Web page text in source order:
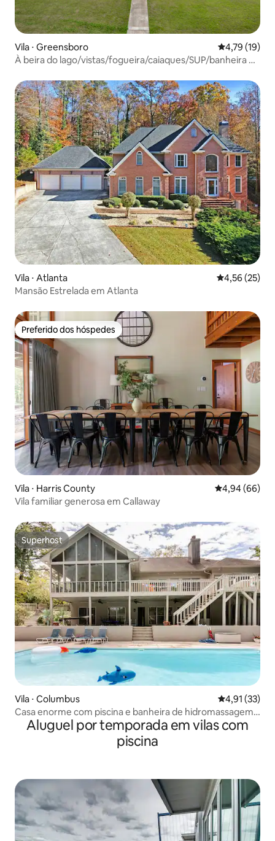
Vila ⋅ Greensboro 4,79 de uma
4,79 (19)
À beira do lago/vistas/fogueira/caiaques/SUP/banheira de
Vila ⋅ Atlanta 4,56 de uma
4,56 (25)
Mansão Estrelada em Atlanta
Preferido dos hóspedes
Preferido dos hóspedes
Vila ⋅ Harris County 4,94 de uma
4,94 (66)
Vila familiar generosa em Callaway
Superhost
Superhost
Vila ⋅ Columbus 4,91 de uma
4,91 (33)
Casa enorme com piscina e banheira de hidromassagem
5000sqf 7Br 5.5Bath-3LivingRm
Aluguel por temporada em vilas com
piscina